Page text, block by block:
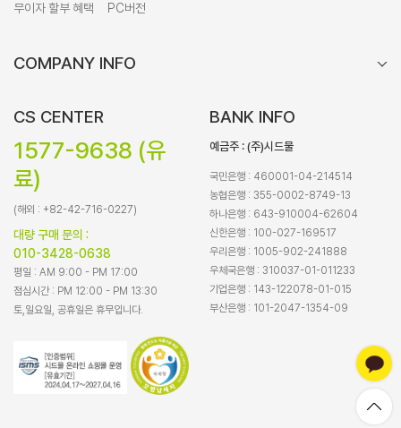
무이자 할부 혜택
PC버전
COMPANY INFO
CS CENTER
1577-9638 (유
료)
(해외 : +82-42-716-0227)
대량 구매 문의 :
010-3428-0638
평일 : AM 9:00 - PM 17:00
점심시간 : PM 12:00 - PM 13:30
토,일요일, 공휴일은 휴무입니다.
BANK INFO
예금주 : (주)시드물
국민은행 : 460001-04-214514
농협은행 : 355-0002-8749-13
하나은행 : 643-910004-62604
신한은행 : 100-027-169517
우리은행 : 1005-902-241888
우체국은행 : 310037-01-011233
기업은행 : 143-122078-01-015
부산은행 : 101-2047-1354-09